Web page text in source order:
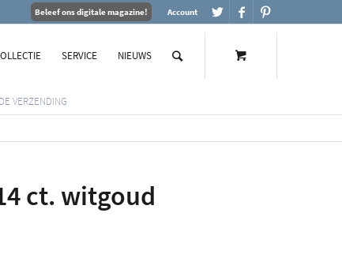
Account
Beleef ons digitale magazine!
SERVICE NIEUWS
VERZENDING
ct. witgoud